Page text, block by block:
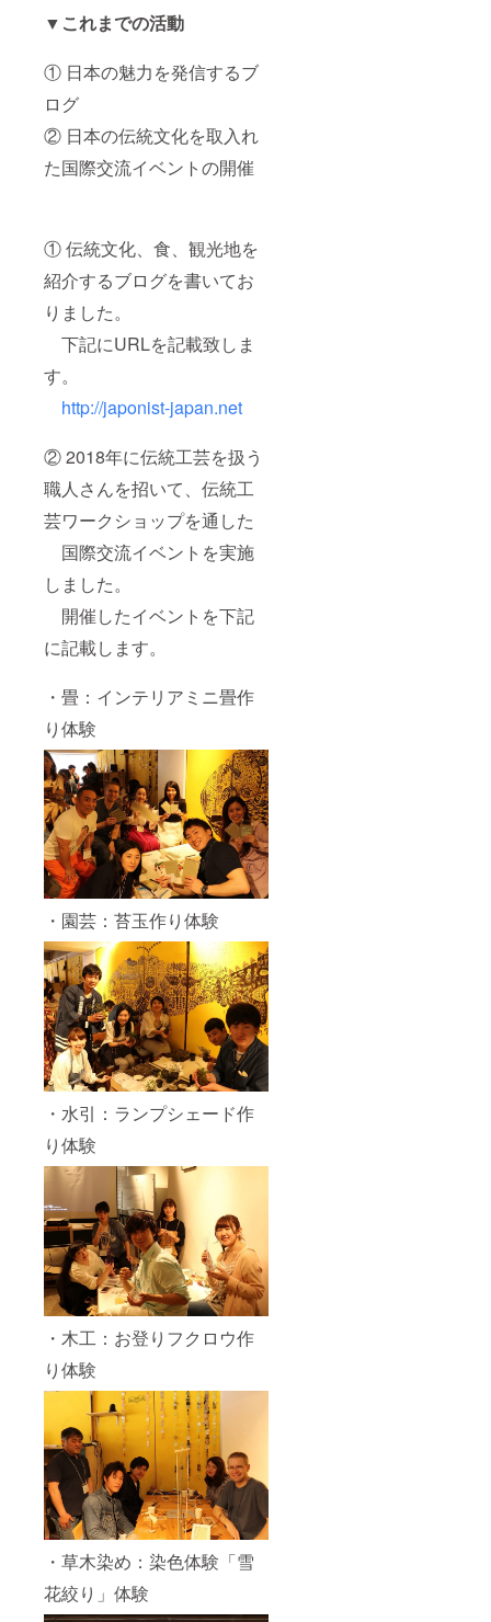
▼これまでの活動
① 日本の魅力を発信するブ
ログ
② 日本の伝統文化を取入れ
た国際交流イベントの開催
① 伝統文化、食、観光地を
紹介するブログを書いてお
りました。
下記にURLを記載致しま
す。
http://japonist-japan.net
② 2018年に伝統工芸を扱う
職人さんを招いて、伝統工
芸ワークショップを通した
国際交流イベントを実施
しました。
開催したイベントを下記
に記載します。
・畳：インテリアミニ畳作
り体験
・園芸：苔玉作り体験
・水引：ランプシェード作
り体験
・木工：お登りフクロウ作
り体験
・草木染め：染色体験「雪
花絞り」体験